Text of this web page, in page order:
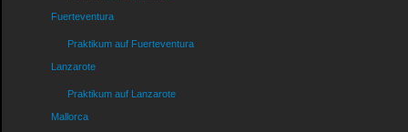
Fuerteventura
Praktikum auf Fuerteventura
Lanzarote
Praktikum auf Lanzarote
Mallorca